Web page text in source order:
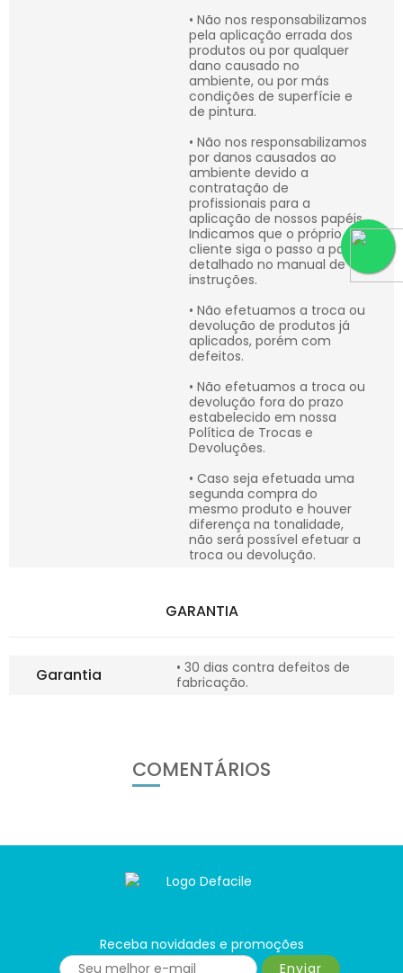
• Não nos responsabilizamos
pela aplicação errada dos
produtos ou por qualquer
dano causado no
ambiente, ou por más
condições de superfície e
de pintura.
• Não nos responsabilizamos
por danos causados ao
ambiente devido a
contratação de
profissionais para a
aplicação de nossos papéis.
Indicamos que o próprio
cliente siga o passo a passo
detalhado no manual de
instruções.
• Não efetuamos a troca ou
devolução de produtos já
aplicados, porém com
defeitos.
• Não efetuamos a troca ou
devolução fora do prazo
estabelecido em nossa
Política de Trocas e
Devoluções.
• Caso seja efetuada uma
segunda compra do
mesmo produto e houver
diferença na tonalidade,
não será possível efetuar a
troca ou devolução.
GARANTIA
Garantia
• 30 dias contra defeitos de
fabricação.
COMENTÁRIOS
Receba novidades e promoções
Enviar